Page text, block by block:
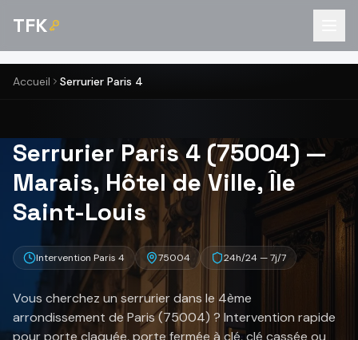
TFK
Accueil Serrurier Paris 4
Serrurier Paris 4 (75004) —
Marais, Hôtel de Ville, Île
Saint-Louis
Intervention Paris 4 75004 24h/24 — 7j/7
Vous cherchez un serrurier dans le 4ème
arrondissement de Paris (75004) ? Intervention rapide
pour porte claquée, porte fermée à clé, clé cassée ou